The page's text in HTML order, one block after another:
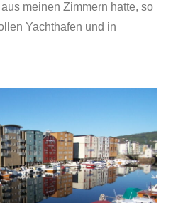
meinen Zimmern hatte, so
Yachthafen und in